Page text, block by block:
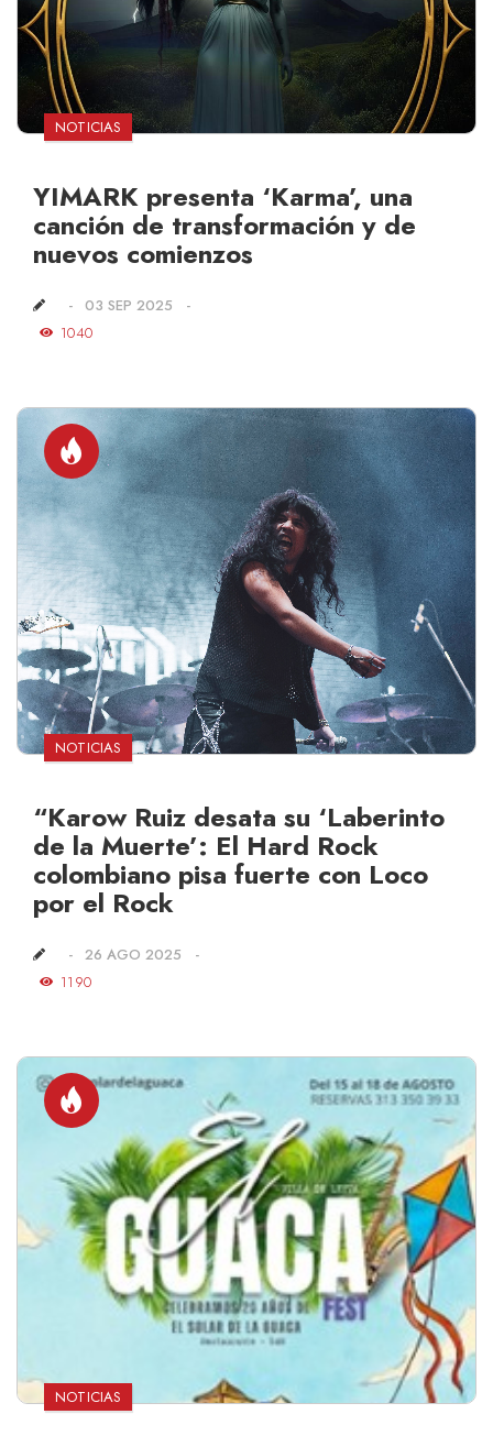
NOTICIAS
YIMARK presenta ‘Karma’, una
canción de transformación y de
nuevos comienzos
03 SEP 2025
1040
NOTICIAS
“Karow Ruiz desata su ‘Laberinto
de la Muerte’: El Hard Rock
colombiano pisa fuerte con Loco
por el Rock
26 AGO 2025
1190
NOTICIAS